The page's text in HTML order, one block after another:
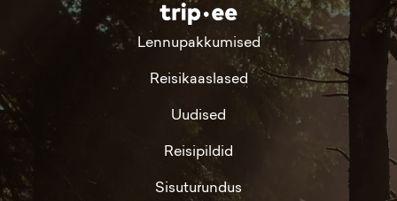
Lennupakkumised
Reisikaaslased
Uudised
Reisipildid
Sisuturundus